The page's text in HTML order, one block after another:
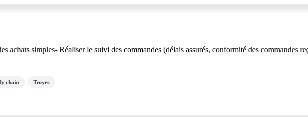
achats simples- Réaliser le suivi des commandes (délais assurés, conformité des commandes
chain Troyes